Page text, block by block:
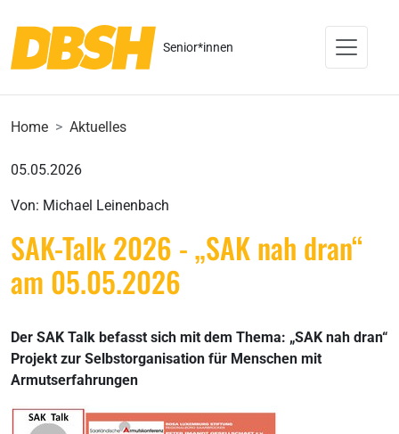
Senior*innen
Home Aktuelles
05.05.2026
Von: Michael Leinenbach
SAK-Talk 2026 - „SAK nah dran“
am 05.05.2026
Der SAK Talk befasst sich mit dem Thema: „SAK nah dran“
Projekt zur Selbstorganisation für Menschen mit
Armutserfahrungen